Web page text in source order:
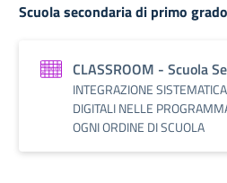
Scuola secondaria di primo grado
CLASSROOM - Scuola
INTEGRAZIONE
DIGITALI NELLE
OGNI ORDINE DI SCUOLA